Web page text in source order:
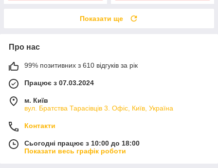
Показати ще
Про нас
99% позитивних з 610 відгуків за рік
Працює з 07.03.2024
м. Київ
вул. Братства Тарасівців 3. Офіс, Київ, Україна
Контакти
Сьогодні працює з 10:00 до 18:00
Показати весь графік роботи